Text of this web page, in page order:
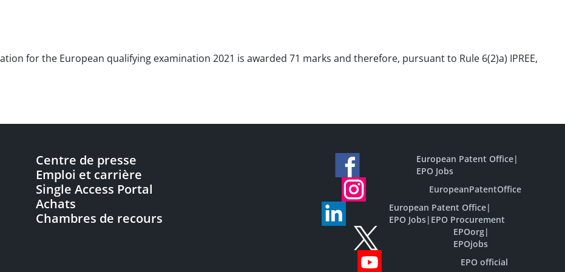
for the European qualifying examination 2021 is awarded 71 marks and therefore, pursuant to Rule 6(2)a) IPREE,
Centre de presse
Emploi et carrière
Single Access Portal
Achats
Chambres de recours
European Patent Office|
EPO Jobs
EuropeanPatentOffice
European Patent Office|
EPO Jobs| EPO Procurement
EPOorg|
EPOjobs
EPO official